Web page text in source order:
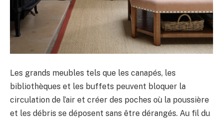
Les grands meubles tels que les canapés, les
bibliothèques et les buffets peuvent bloquer la
circulation de l’air et créer des poches où la poussière
et les débris se déposent sans être dérangés. Au fil du